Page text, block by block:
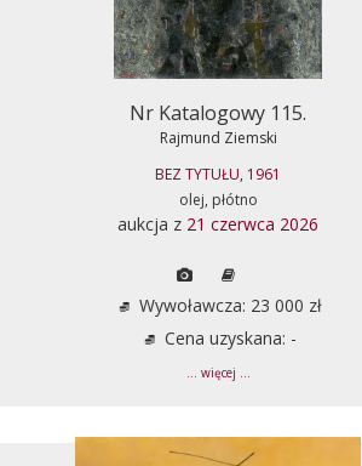
Nr Katalogowy 115.
Rajmund Ziemski
BEZ TYTUŁU, 1961
olej, płótno
aukcja z 21 czerwca 2026
Wywoławcza: 23 000 zł
Cena uzyskana: -
... więcej ...